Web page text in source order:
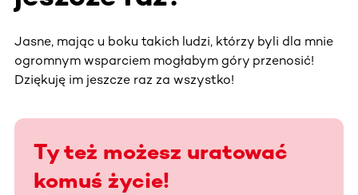
Jasne, mając u boku takich ludzi, którzy byli dla mnie
ogromnym wsparciem mogłabym góry przenosić!
Dziękuję im jeszcze raz za wszystko!
Ty też możesz uratować
komuś życie!